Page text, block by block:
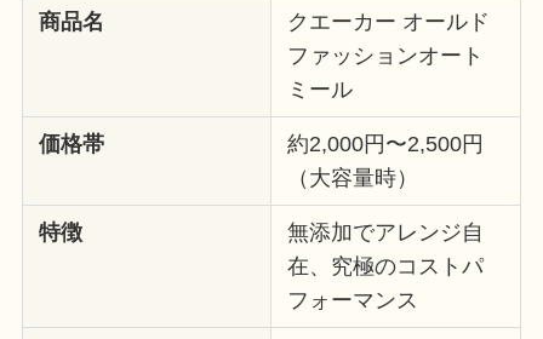
商品名
クエーカー オールド
ファッションオート
ミール
価格帯
約2,000円〜2,500円
（大容量時）
特徴
無添加でアレンジ自
在、究極のコストパ
フォーマンス